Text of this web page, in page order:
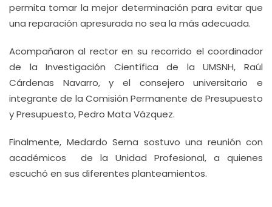
permita tomar la mejor determinación para evitar que
una reparación apresurada no sea la más adecuada.
Acompañaron al rector en su recorrido el coordinador
de la Investigación Científica de la UMSNH, Raúl
Cárdenas Navarro, y el consejero universitario e
integrante de la Comisión Permanente de Presupuesto
y Presupuesto, Pedro Mata Vázquez.
Finalmente, Medardo Serna sostuvo una reunión con
académicos de la Unidad Profesional, a quienes
escuchó en sus diferentes planteamientos.